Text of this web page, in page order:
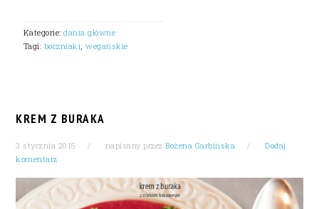
Kategorie:dania główne
Tagi: boczniaki ,wegańskie
KREM Z BURAKA
3 stycznia 2015 napisany przezBożena Garbińska
Dodaj
komentarz